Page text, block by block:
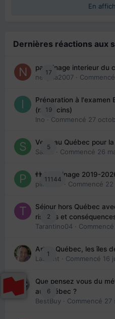
En
Dernières réactions aux
17
parrainage interieur du
nedjma2007 · Commencé
19
Préparation à l'examen
(médecins)
Ino · Commencé 27
5
Venir au Québec pour
Sab74
· Commencé 26
11144
👬 Parrainage 2019-
piinoush · Commencé
2
Séjour hors Québec
risques et
Tarantino04 · Commencé
1
Arte : Québec, les îles
Laurent · Commencé 16
6
Que pensez vous du
au Québec ?
BestBuy · Commencé 27